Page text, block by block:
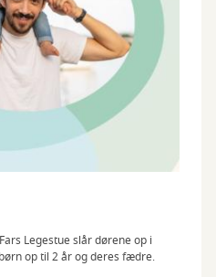
Legestue slår dørene op i
op til 2 år og deres fædre.